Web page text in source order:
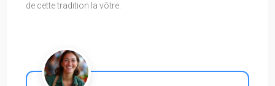
de cette tradition la vôtre.